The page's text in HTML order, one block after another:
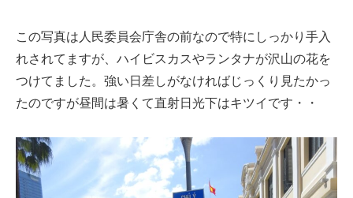
この写真は人民委員会庁舎の前なので特にしっかり手入
れされてますが、ハイビスカスやランタナが沢山の花を
つけてました。強い日差しがなければじっくり見たかっ
たのですが昼間は暑くて直射日光下はキツイです・・